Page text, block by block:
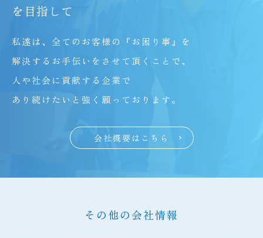
を目指して
私達は、全てのお客様の『お困り事』を
解決するお手伝いをさせて頂くことで、
人や社会に貢献する企業で
あり続けたいと強く願っております。
会社概要はこちら
その他の会社情報